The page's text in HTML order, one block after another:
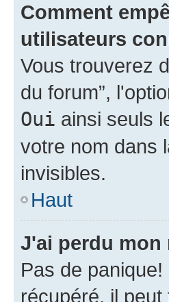
Comment
utilisateurs
Vous trouverez
du forum”,
Oui ainsi seuls
votre nom dans
invisibles.
Haut
J'ai perdu mon
Pas de
récupéré, il